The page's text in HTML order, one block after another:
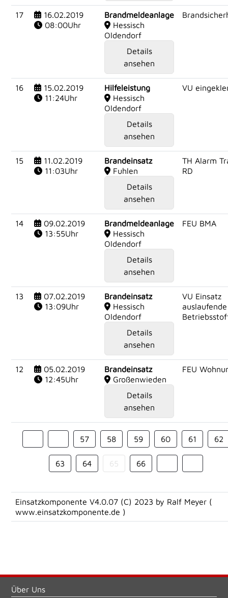
17
16.02.2019
08:00Uhr
Brandmeldeanlage
Hessisch
Oldendorf
Details
ansehen
16
15.02.2019
11:24Uhr
Hilfeleistung
Hessisch
Oldendorf
Details
ansehen
VU
15
11.02.2019
11:03Uhr
Brandeinsatz
Fuhlen
Details
ansehen
TH Alarm
RD
14
09.02.2019
13:55Uhr
Brandmeldeanlage
Hessisch
Oldendorf
Details
ansehen
FEU BMA
13
07.02.2019
13:09Uhr
Brandeinsatz
Hessisch
Oldendorf
Details
ansehen
VU Einsatz
auslaufende
12
05.02.2019
12:45Uhr
Brandeinsatz
Großenwieden
Details
ansehen
FEU
57 58 59 60 61 62
63 64 65 66
Einsatzkomponente V4.0.07 (C) 2023 by Ralf Meyer (
www.einsatzkomponente.de )
Über Uns